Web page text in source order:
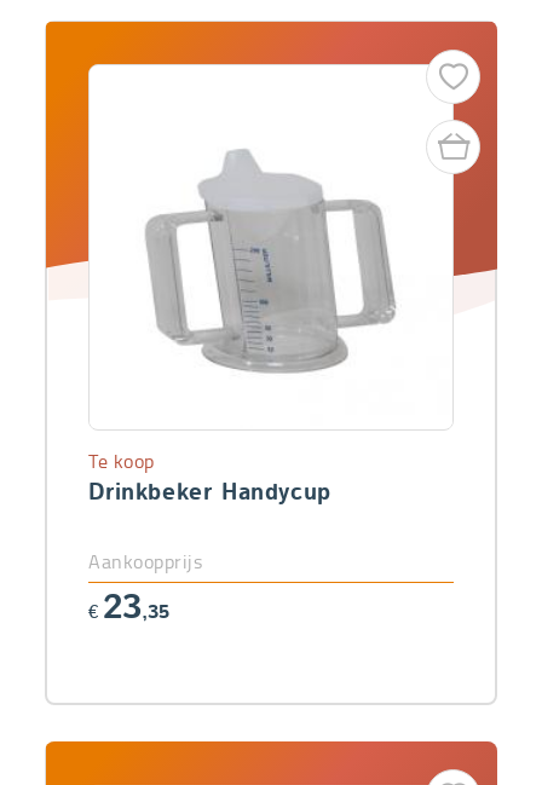
Drinkbeker Handycup
Te koop
Aankoopprijs
€ 23,35